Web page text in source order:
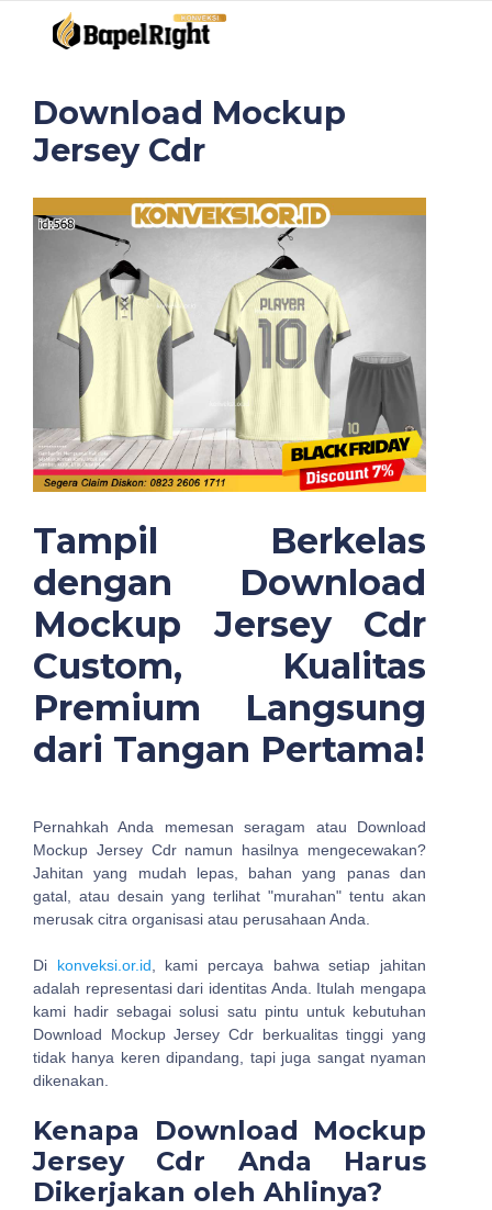
Download Mockup
Jersey Cdr
Tampil Berkelas
dengan Download
Mockup Jersey Cdr
Custom, Kualitas
Premium Langsung
dari Tangan Pertama!
Pernahkah Anda memesan seragam atau Download
Mockup Jersey Cdr namun hasilnya mengecewakan?
Jahitan yang mudah lepas, bahan yang panas dan
gatal, atau desain yang terlihat "murahan" tentu akan
merusak citra organisasi atau perusahaan Anda.
Di konveksi.or.id, kami percaya bahwa setiap jahitan
adalah representasi dari identitas Anda. Itulah mengapa
kami hadir sebagai solusi satu pintu untuk kebutuhan
Download Mockup Jersey Cdr berkualitas tinggi yang
tidak hanya keren dipandang, tapi juga sangat nyaman
dikenakan.
Kenapa Download Mockup
Jersey Cdr Anda Harus
Dikerjakan oleh Ahlinya?